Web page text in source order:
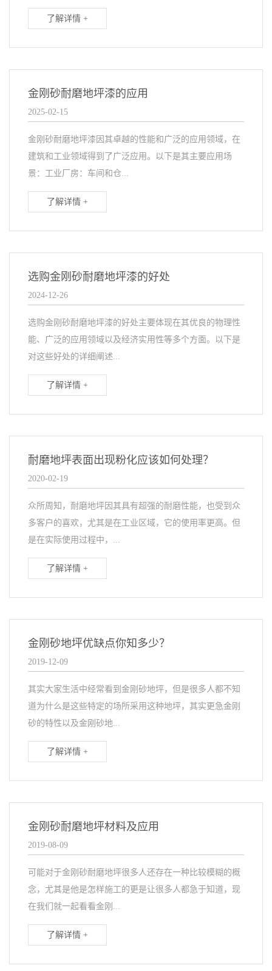
了解详情 +
金刚砂耐磨地坪漆的应用
2025-02-15
金刚砂耐磨地坪漆因其卓越的性能和广泛的应用领域，在
建筑和工业领域得到了广泛应用。以下是其主要应用场
景：工业厂房：车间和仓...
了解详情 +
选购金刚砂耐磨地坪漆的好处
2024-12-26
选购金刚砂耐磨地坪漆的好处主要体现在其优良的物理性
能、广泛的应用领域以及经济实用性等多个方面。以下是
对这些好处的详细阐述...
了解详情 +
耐磨地坪表面出现粉化应该如何处理？
2020-02-19
众所周知，耐磨地坪因其具有超强的耐磨性能，也受到众
多客户的喜欢，尤其是在工业区域，它的使用率更高。但
是在实际使用过程中，...
了解详情 +
金刚砂地坪优缺点你知多少？
2019-12-09
其实大家生活中经常看到金刚砂地坪，但是很多人都不知
道为什么是这些特定的场所采用这种地坪，其实更急金刚
砂的特性以及金刚砂地...
了解详情 +
金刚砂耐磨地坪材料及应用
2019-08-09
可能对于金刚砂耐磨地坪很多人还存在一种比较模糊的概
念，尤其是他是怎样施工的更是让很多人都急于知道，现
在我们就一起看看金刚...
了解详情 +